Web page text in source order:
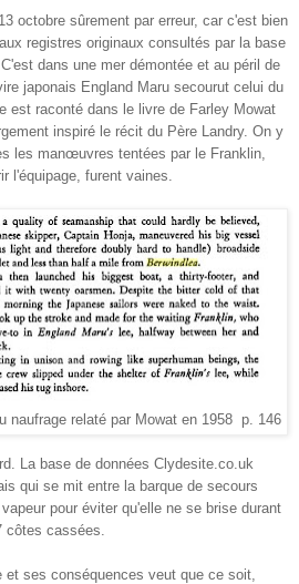
octobre sûrement par erreur, car c'est bien
registres originaux consultés par la base
C'est dans une mer démontée et au péril de
japonais England Maru secourut celui du
est raconté dans le livre de Farley Mowat
inspiré le récit du Père Landry. On y
les manœuvres tentées par le Franklin,
l'équipage, furent vaines.
naufrage relaté par Mowat en 1958 p. 146
La base de données Clydesite.co.uk
qui se mit entre la barque de secours
pour éviter qu'elle ne se brise durant
cassées.
et ses conséquences veut que ce soit,